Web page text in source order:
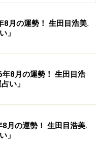
8月の運勢！ 生田目浩美.
」
年8月の運勢！ 生田目浩
い」
8月の運勢！ 生田目浩美.
」